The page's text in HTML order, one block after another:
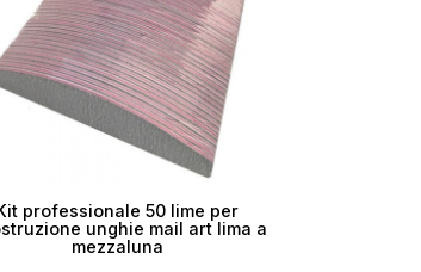
professionale 50 lime per
unghie mail art lima a
mezzaluna